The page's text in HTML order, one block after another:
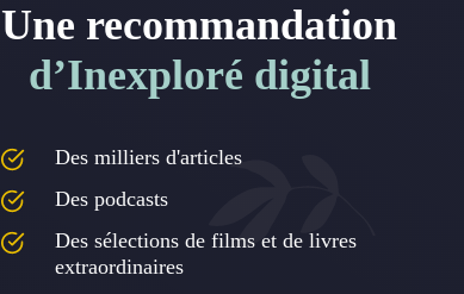
Une recommandation
d’Inexploré digital
Des milliers d'articles
Des podcasts
Des sélections de films et de livres
extraordinaires